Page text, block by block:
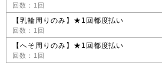
回数：1回
【乳輪周りのみ】★1回都度払い
回数：1回
【へそ周りのみ】★1回都度払い
回数：1回